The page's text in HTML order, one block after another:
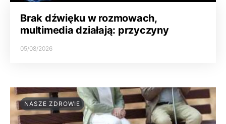
Brak dźwięku w rozmowach,
multimedia działają: przyczyny
05/08/2026
NASZE ZDROWIE